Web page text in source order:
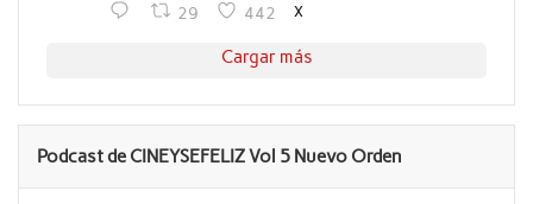
29 442 X
Cargar más
Podcast de CINEYSEFELIZ Vol 5 Nuevo Orden